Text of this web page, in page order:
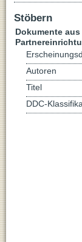
Stöbern
Dokumente
Autoren
Titel
DDC-